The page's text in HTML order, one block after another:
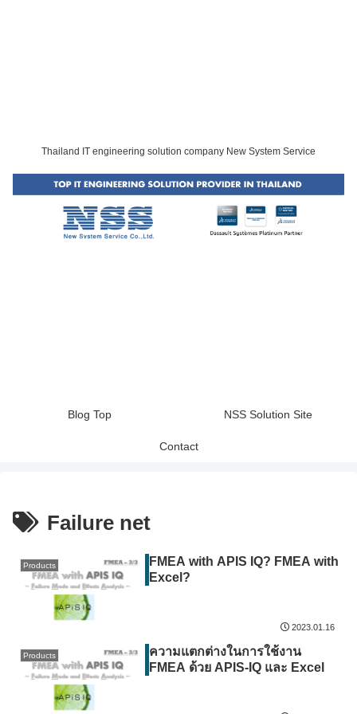
Thailand IT engineering solution company New System Service
Blog Top NSS Solution Site
Contact
Failure net
Products
FMEA with APIS IQ? FMEA with
Excel?
2023.01.16
Products
ความแตกต่างในการใช้งาน
FMEA ด้วย APIS-IQ และ Excel